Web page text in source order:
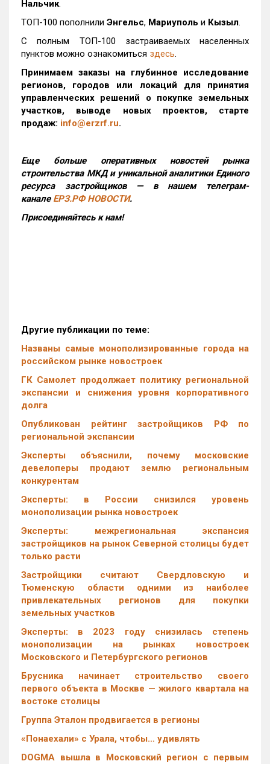
Нальчик.
ТОП-100 пополнили Энгельс, Мариуполь и Кызыл.
С полным ТОП-100 застраиваемых населенных
пунктов можно ознакомиться здесь.
Принимаем заказы на глубинное исследование
регионов, городов или локаций для принятия
управленческих решений о покупке земельных
участков, выводе новых проектов, старте
продаж: info@erzrf.ru.
Еще больше оперативных новостей рынка
строительства МКД и уникальной аналитики Единого
ресурса застройщиков — в нашем телеграм-
канале ЕРЗ.РФ НОВОСТИ.
Присоединяйтесь к нам!
Другие публикации по теме:
Названы самые монополизированные города на
российском рынке новостроек
ГК Самолет продолжает политику региональной
экспансии и снижения уровня корпоративного
долга
Опубликован рейтинг застройщиков РФ по
региональной экспансии
Эксперты объяснили, почему московские
девелоперы продают землю региональным
конкурентам
Эксперты: в России снизился уровень
монополизации рынка новостроек
Эксперты: межрегиональная экспансия
застройщиков на рынок Северной столицы будет
только расти
Застройщики считают Свердловскую и
Тюменскую области одними из наиболее
привлекательных регионов для покупки
земельных участков
Эксперты: в 2023 году снизилась степень
монополизации на рынках новостроек
Московского и Петербургского регионов
Брусника начинает строительство своего
первого объекта в Москве — жилого квартала на
востоке столицы
Группа Эталон продвигается в регионы
«Понаехали» с Урала, чтобы… удивлять
DOGMA вышла в Московский регион с первым